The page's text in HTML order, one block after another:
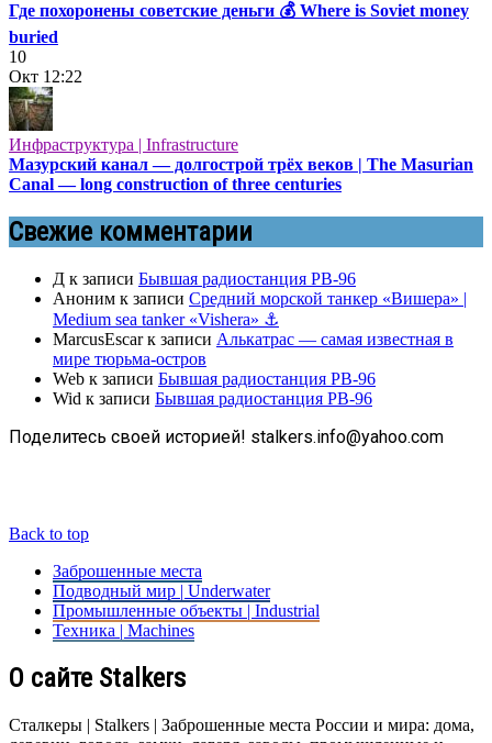
Где похоронены советские деньги 💰 Where is Soviet money
buried
10
Окт 12:22
Инфраструктура | Infrastructure
Мазурский канал — долгострой трёх веков | The Masurian
Canal — long construction of three centuries
Свежие комментарии
Д к записи Бывшая радиостанция РВ-96
Аноним к записи Средний морской танкер «Вишера» |
Medium sea tanker «Vishera» ⚓
MarcusEscarк записи Алькатрас — самая известная в
мире тюрьма-остров
Web к записи Бывшая радиостанция РВ-96
Wid к записи Бывшая радиостанция РВ-96
Поделитесь своей историей! stalkers.info@yahoo.com
Back to top
Заброшенные места
Подводный мир | Underwater
Промышленные объекты | Industrial
Техника | Machines
О сайте Stalkers
Сталкеры | Stalkers | Заброшенные места России и мира: дома,